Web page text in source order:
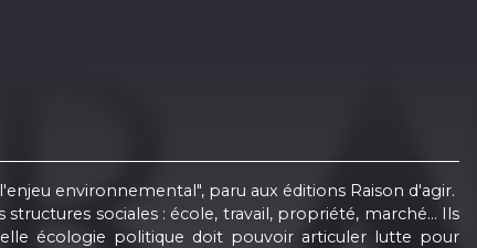
environnemental", paru aux éditions Raison d'agir.
sociales : école, travail, propriété, marché... Ils
écologie politique doit pouvoir articuler lutte pour